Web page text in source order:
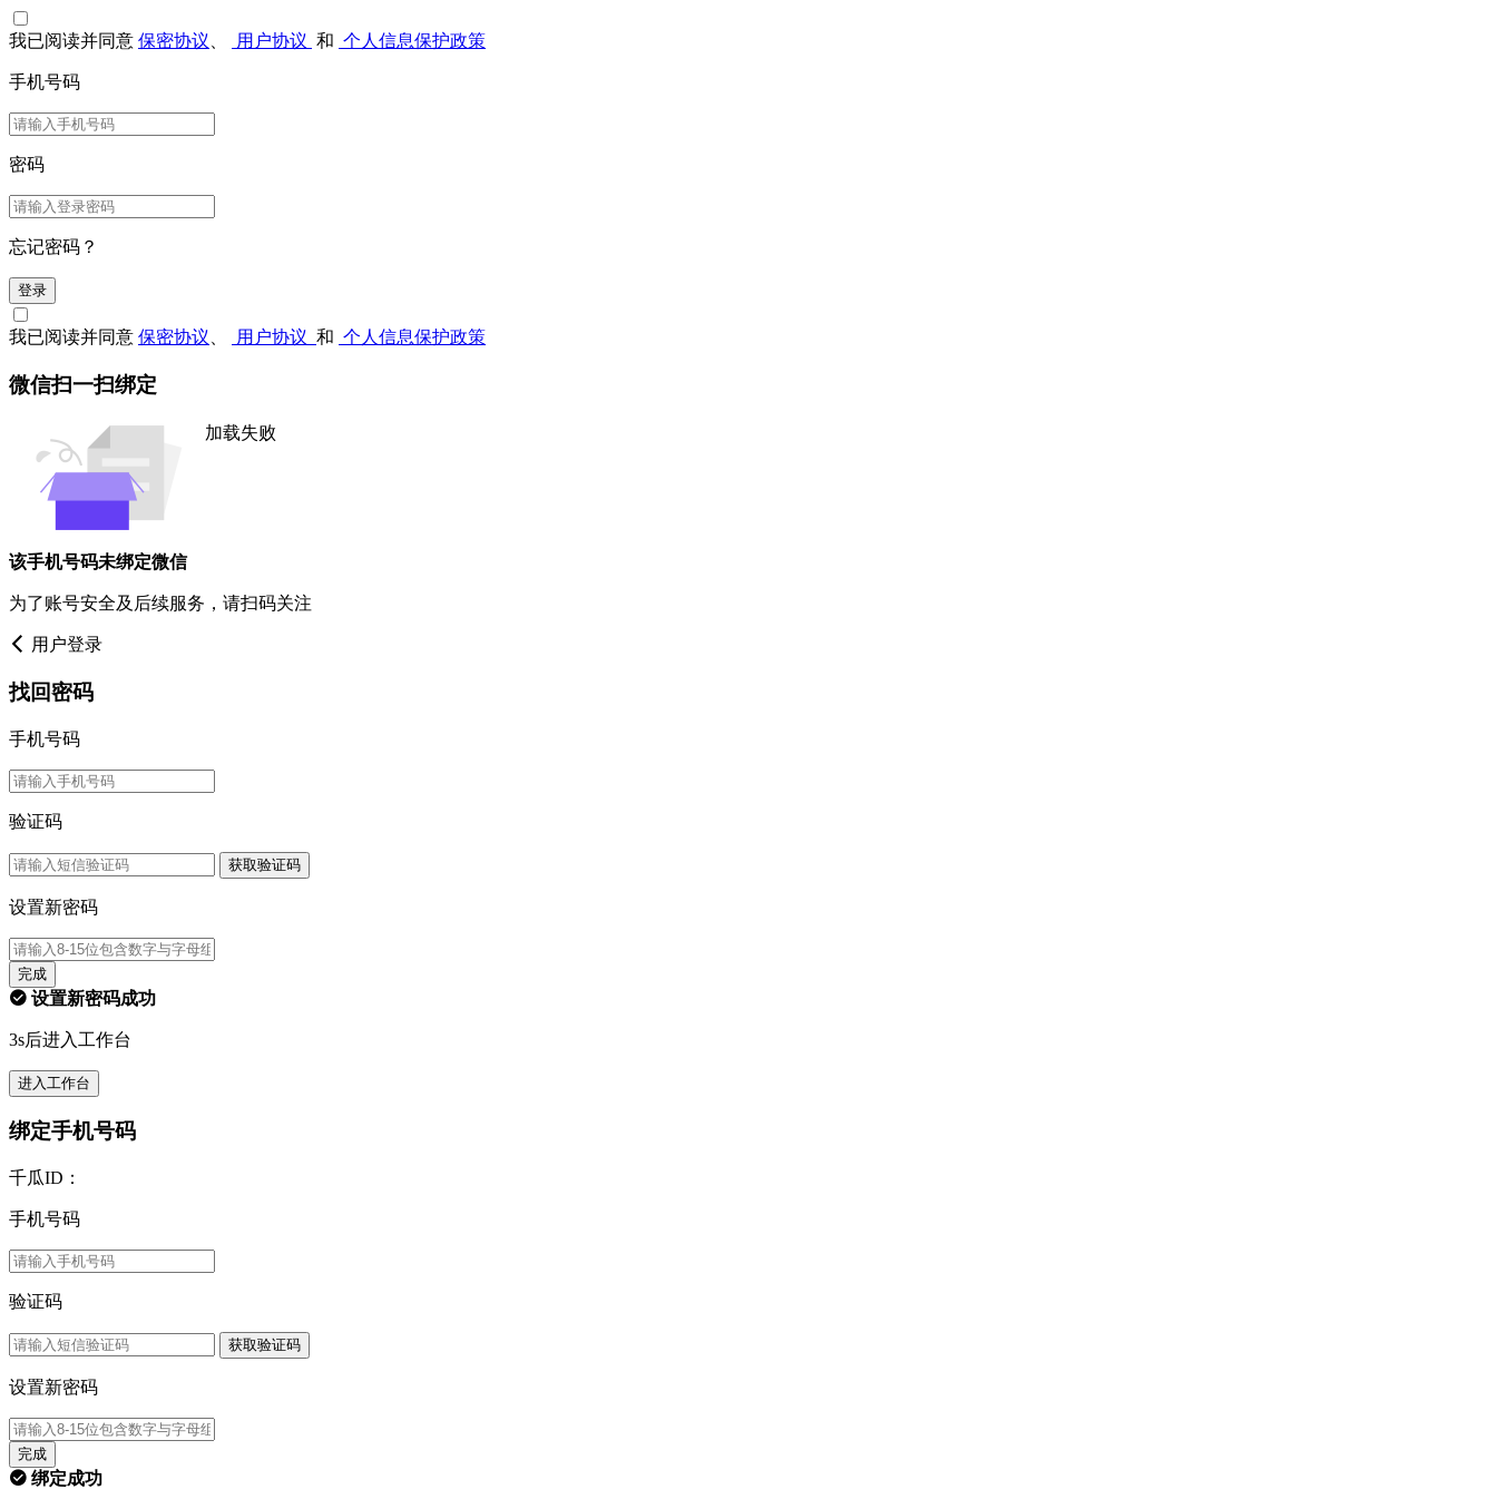
我已阅读并同意 保密协议 用户协议 和 个人信息保护政策
手机号码
密码
忘记密码？
登录
我已阅读并同意 保密协议 用户协议 和 个人信息保护政策
微信扫一扫绑定
加载失败
该手机号码未绑定微信
为了账号安全及后续服务，请扫码关注
用户登录
找回密码
手机号码
验证码
获取验证码
设置新密码
完成
设置新密码成功
3s后进入工作台
进入工作台
绑定手机号码
千瓜ID：
手机号码
验证码
获取验证码
设置新密码
完成
绑定成功